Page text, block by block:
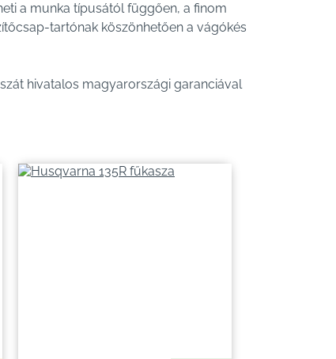
a munka típusától függően, a finom
tartónak köszönhetően a vágókés
hivatalos magyarországi garanciával